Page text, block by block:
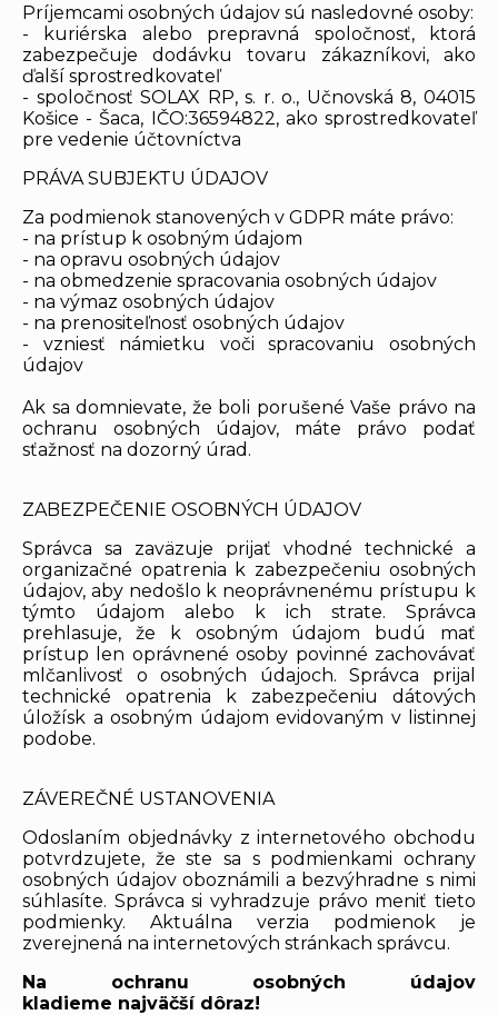
Príjemcami osobných údajov sú nasledovné osoby:
- kuriérska alebo prepravná spoločnosť, ktorá
zabezpečuje dodávku tovaru zákazníkovi, ako
ďalší sprostredkovateľ
- spoločnosť SOLAX RP, s. r. o., Učnovská 8, 04015
Košice - Šaca, IČO:36594822, ako sprostredkovateľ
pre vedenie účtovníctva
PRÁVA SUBJEKTU ÚDAJOV
Za podmienok stanovených v GDPR máte právo:
- na prístup k osobným údajom
- na opravu osobných údajov
- na obmedzenie spracovania osobných údajov
- na výmaz osobných údajov
- na prenositeľnosť osobných údajov
- vzniesť námietku voči spracovaniu osobných
údajov
Ak sa domnievate, že boli porušené Vaše právo na
ochranu osobných údajov, máte právo podať
sťažnosť na dozorný úrad.
ZABEZPEČENIE OSOBNÝCH ÚDAJOV
Správca sa zaväzuje prijať vhodné technické a
organizačné opatrenia k zabezpečeniu osobných
údajov, aby nedošlo k neoprávnenému prístupu k
týmto údajom alebo k ich strate. Správca
prehlasuje, že k osobným údajom budú mať
prístup len oprávnené osoby povinné zachovávať
mlčanlivosť o osobných údajoch. Správca prijal
technické opatrenia k zabezpečeniu dátových
úložísk a osobným údajom evidovaným v listinnej
podobe.
ZÁVEREČNÉ USTANOVENIA
Odoslaním objednávky z internetového obchodu
potvrdzujete, že ste sa s podmienkami ochrany
osobných údajov oboznámili a bezvýhradne s nimi
súhlasíte. Správca si vyhradzuje právo meniť tieto
podmienky. Aktuálna verzia podmienok je
zverejnená na internetových stránkach správcu.
Na ochranu osobných údajov
kladieme najväčší dôraz!